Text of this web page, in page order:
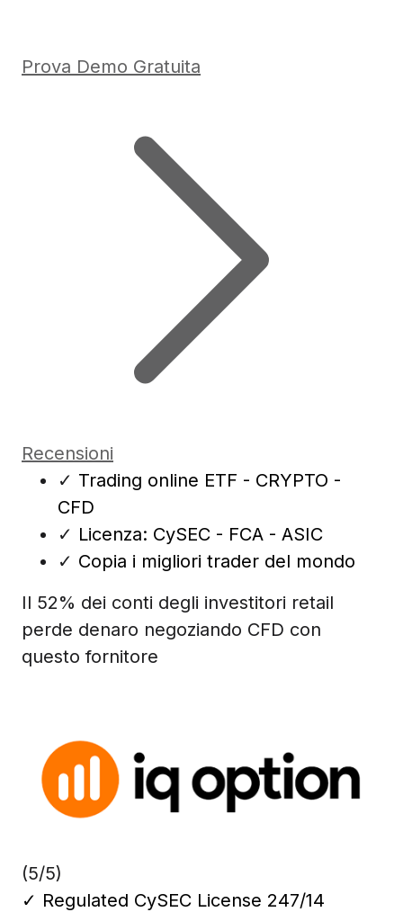
Prova Demo Gratuita
Recensioni
✓ Trading online ETF - CRYPTO -
CFD
✓ Licenza: CySEC - FCA - ASIC
✓ Copia i migliori trader del mondo
Il 52% dei conti degli investitori retail
perde denaro negoziando CFD con
questo fornitore
(5/5)
✓ Regulated CySEC License 247/14